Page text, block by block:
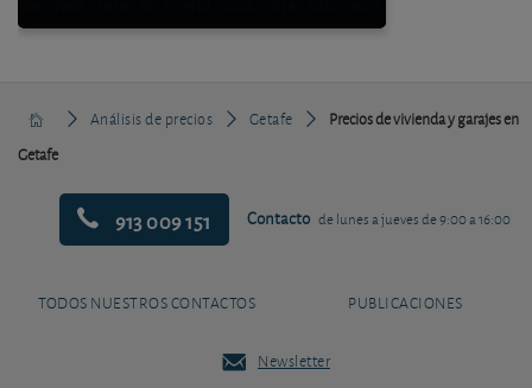
Análisis de precios Getafe
Precios de vivienda y garajes en
Getafe
913 009 151 Contacto de lunes a jueves de 9:00 a 16:00
TODOS NUESTROS CONTACTOS PUBLICACIONES
Newsletter